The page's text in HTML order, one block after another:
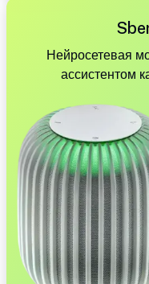
Нейросетевая
ассистентом